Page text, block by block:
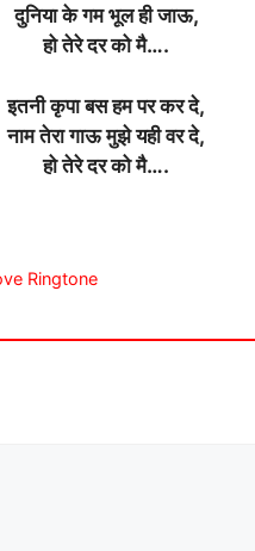
दुनिया के गम भूल ही जाऊ,
हो तेरे दर को मै….
इतनी कृपा बस हम पर कर दे,
नाम तेरा गाऊ मुझे यही वर दे,
हो तेरे दर को मै….
Ringtone